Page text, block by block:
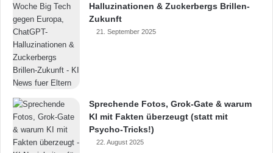
Halluzinationen & Zuckerbergs Brillen-
Zukunft
21. September 2025
Sprechende Fotos, Grok-Gate & warum
KI mit Fakten überzeugt (statt mit
Psycho-Tricks!)
22. August 2025